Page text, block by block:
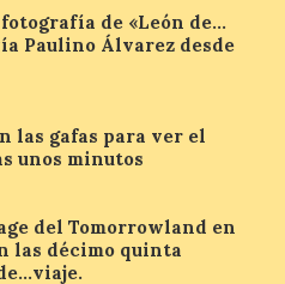
grandesde «León de…
Paulino Álvarez desde
las gafas para ver el
unos minutos
del Tomorrowland en
las décimo quinta